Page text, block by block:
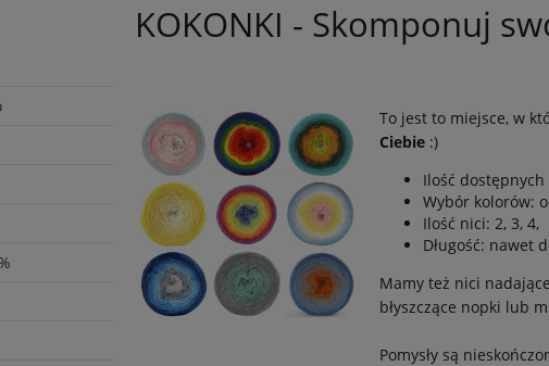
KOKONKI - Skomponuj
To jest to miejsce, w
Ciebie:)
Ilość
Wybór kolorów:
Ilość nici: 2, 3, 4,
Długość: nawet
Mamy też nici
błyszczące nopki lub
Pomysły są